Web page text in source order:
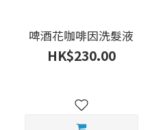
啤酒花咖啡因洗髮液
HK$230.00